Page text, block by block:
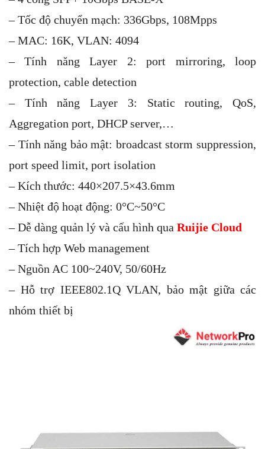
– Tốc độ chuyển mạch: 336Gbps, 108Mpps
– MAC: 16K, VLAN: 4094
– Tính năng Layer 2: port mirroring, loop
protection, cable detection
– Tính năng Layer 3: Static routing, QoS,
Aggregation port, DHCP server,…
– Tính năng bảo mật: broadcast storm suppression,
port speed limit, port isolation
– Kích thước: 440×207.5×43.6mm
– Nhiệt độ hoạt động: 0°C~50°C
– Dễ dàng quản lý và cấu hình qua Ruijie Cloud
– Tích hợp Web management
– Nguồn AC 100~240V, 50/60Hz
– Hỗ trợ IEEE802.1Q VLAN, bảo mật giữa các
nhóm thiết bị